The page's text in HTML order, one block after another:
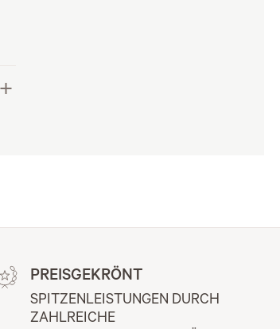
PREISGEKRÖNT
SPITZENLEISTUNGEN DURCH
ZAHLREICHE